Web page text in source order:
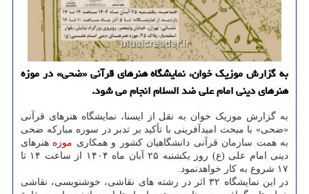
به گزارش موزیک خوان، نمایشگاه هنرهای قرآنی «ضحی» در موزه
هنرهای دینی امام علی ضد السلام انجام می شود.
به گزارش موزیک خوان به نقل از ایسنا، نمایشگاه هنرهای قرآنی
«ضحی» با مبحث امیدآفرینی با تأکید بر تدبر در سوره مبارکه ضحی
به همت سازمان قرآنی دانشگاهیان کشور و همکاری موزه هنرهای
دینی امام علی (ع) روز یکشنبه ۲۵ آبان ماه ۱۴۰۴ از ساعت ۱۴ تا
۱۷ شروع به کار خواهدنمود.
در این نمایشگاه ۳۲ اثر در رشته های نقاشی، خوشنویسی، نقاشی